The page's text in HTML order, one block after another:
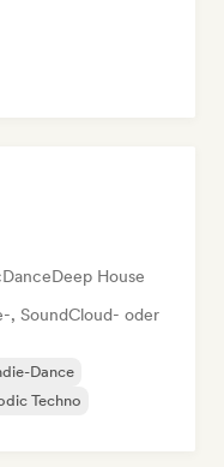
DanceDeep House
, SoundCloud- oder
Dance
Techno